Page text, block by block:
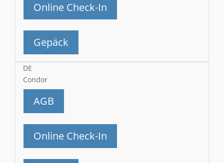
Online Check-In
Gepäck
DE
Condor
AGB
Online Check-In